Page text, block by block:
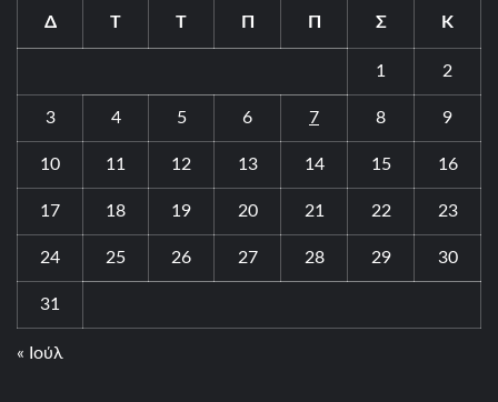
Δ Τ Τ Π Π Σ Κ
1 2
3 4 5 6 7 8 9
10 11 12 13 14 15 16
17 18 19 20 21 22 23
24 25 26 27 28 29 30
31
« Ιούλ